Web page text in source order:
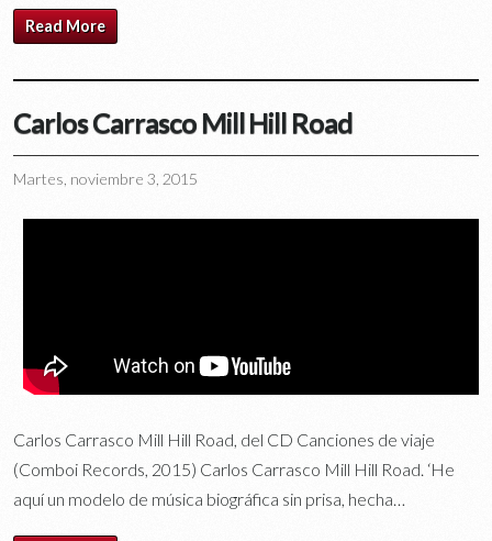
Read More
Carlos Carrasco Mill Hill Road
Martes, noviembre 3, 2015
Carlos Carrasco Mill Hill Road, del CD Canciones de viaje
(Comboi Records, 2015) Carlos Carrasco Mill Hill Road. ‘He
aquí un modelo de música biográfica sin prisa, hecha…